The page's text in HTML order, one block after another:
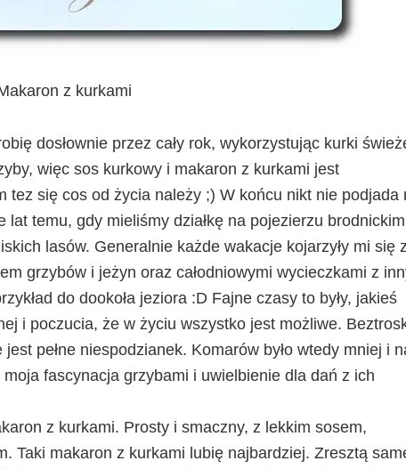
z kurkami
dosłownie przez cały rok, wykorzystując kurki
więc sos kurkowy i makaron z kurkami jest
tez się cos od życia należy ;) W końcu nikt nie podjada
lat temu, gdy mieliśmy działkę na pojezierzu
lasów. Generalnie każde wakacje kojarzyły mi się
grzybów i jeżyn oraz całodniowymi wycieczkami z
do dookoła jeziora :D Fajne czasy to były, jakieś
i poczucia, że w życiu wszystko jest możliwe.
pełne niespodzianek. Komarów było wtedy mniej i
moja fascynacja grzybami i uwielbienie dla dań z ich
z kurkami. Prosty i smaczny, z lekkim sosem,
Taki makaron z kurkami lubię najbardziej. Zresztą